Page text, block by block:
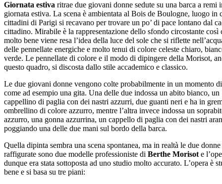
Giornata estiva ritrae due giovani donne sedute su una barca a remi
giornata estiva. La scena è ambientata al Bois de Boulogne, luogo in
cittadini di Parigi si recavano per trovare un po’ di pace lontano dal
cittadino. Mirabile è la rappresentazione dello sfondo circostante così
molto bene viene resa l’idea della luce del sole che si riflette
delle pennellate energiche e molto tenui di colore celeste chiaro,
verde. Le pennellate di colore e il modo di dipingere della Morisot,
questo quadro, si discosta dallo stile accademico e classico.
Le due giovani donne vengono colte probabilmente in un momento
come ad esempio una gita. Una delle due indossa un abito bianco, un
cappellino di paglia con dei nastri azzurri, due guanti neri e ha in
ombrellino di colore azzurro, mentre l’altra invece indossa un
azzurro, una gonna azzurrina, un cappello di paglia con dei nastri
poggiando una delle due mani sul bordo della barca.
Quella dipinta sembra una scena spontanea, ma in realtà le due donne
raffigurate sono due modelle professioniste di Berthe Morisot e
dunque era stata sottoposta ad uno studio molto accurato. L’opera è
bene e si basa su tre piani: